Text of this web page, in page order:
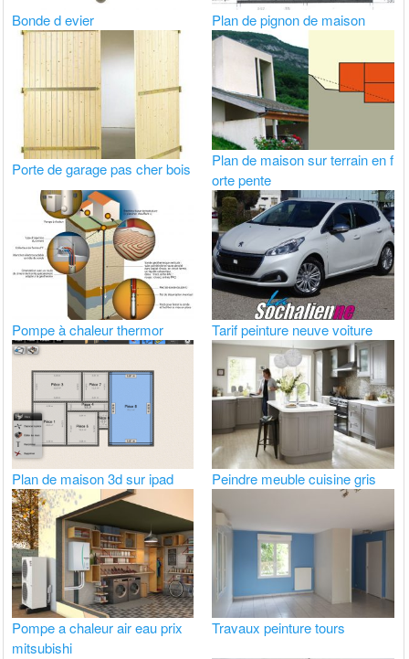
Bonde d evier Plan de pignon de maison
Porte de garage pas cher bois
Plan de maison sur terrain en f
orte pente
Pompe à chaleur thermor Tarif peinture neuve voiture
Plan de maison 3d sur ipad Peindre meuble cuisine gris
Pompe a chaleur air eau prix
mitsubishi
Travaux peinture tours